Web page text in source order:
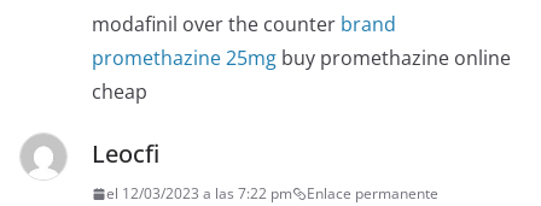
modafinil over the counter brand
promethazine 25mg buy promethazine online
cheap
Leocfi
el 12/03/2023 a las 7:22 pm Enlace permanente